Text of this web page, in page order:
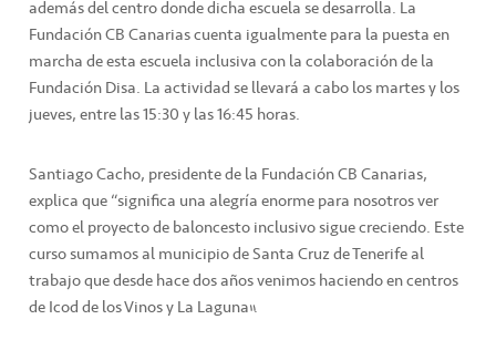
además del centro donde dicha escuela se desarrolla. La
Fundación CB Canarias cuenta igualmente para la puesta en
marcha de esta escuela inclusiva con la colaboración de la
Fundación Disa. La actividad se llevará a cabo los martes y los
jueves, entre las 15:30 y las 16:45 horas.
Santiago Cacho, presidente de la Fundación CB Canarias,
explica que “significa una alegría enorme para nosotros ver
como el proyecto de baloncesto inclusivo sigue creciendo. Este
curso sumamos al municipio de Santa Cruz de Tenerife al
trabajo que desde hace dos años venimos haciendo en centros
de Icod de los Vinos y La Laguna”.